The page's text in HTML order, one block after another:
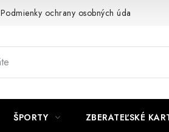
Podmienky ochrany osobných údajov a
ŠPORTY ZBERATEĽSKÉ